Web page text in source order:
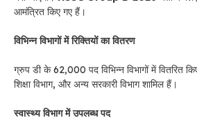
आमंत्रित किए गए हैं।
विभिन्न विभागों में रिक्तियों का वितरण
ग्रुप डी के 62,000 पद विभिन्न विभागों में वितरित
शिक्षा विभाग, और अन्य सरकारी विभाग शामिल हैं।
स्वास्थ्य विभाग में उपलब्ध पद